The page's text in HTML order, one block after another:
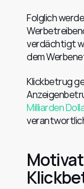
Folglich
verdächtigt
dem
Klickbetrug
Milliarden